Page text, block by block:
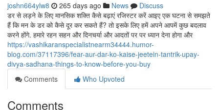
joshn664ylw8 265 days ago News
Discuss
डर से लड़ने के लिए मानसिक शक्ति कैसे बढ़ाएं रजिस्टर करें आइए एक घटना से समझते
हैं कि मन के डर को कैसे दूर कर सकते हैं? तो इसके लिए हमें अपने आपमें कुछ बदलाव
करने होंगे. हमारे रहन सहन और दिनचर्या और आदतों पर पर ध्यान देना होगा और
https://vashikaranspecialistnearm34444.humor-
blog.com/37117396/fear-aur-dar-ko-kaise-jeetein-tantrik-upay-
divya-sadhana-things-to-know-before-you-buy
Comments
Who Upvoted
Comments